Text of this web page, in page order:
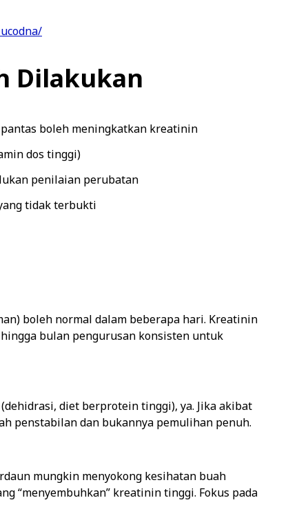
Dilakukan
boleh meningkatkan kreatinin
dos tinggi)
penilaian perubatan
tidak terbukti
boleh normal dalam beberapa hari. Kreatinin
bulan pengurusan konsisten untuk
diet berprotein tinggi), ya. Jika akibat
penstabilan dan bukannya pemulihan penuh.
mungkin menyokong kesihatan buah
“menyembuhkan” kreatinin tinggi. Fokus pada